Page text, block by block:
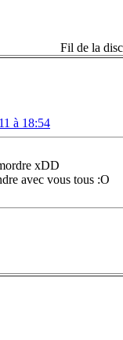
Fil de la
à 18:54
xDD
avec vous tous :O